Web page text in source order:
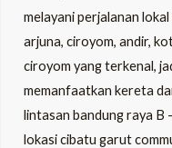
melayani perjalanan
arjuna, ciroyom, andir,
ciroyom yang terkenal,
memanfaatkan kereta
lintasan bandung raya B
lokasi cibatu garut